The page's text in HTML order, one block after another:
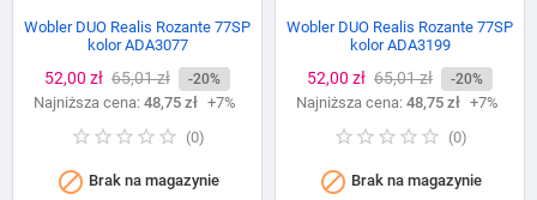
Wobler DUO Realis Rozante 77SP
kolor ADA3077
Cena
52,00 zł Cena
podstawowa
65,01 zł -20%
Najniższa cena: 48,75 zł +7%
(0)
 Brak na magazynie
Wobler DUO Realis Rozante 77SP
kolor ADA3199
Cena
52,00 zł Cena
podstawowa
65,01 zł -20%
Najniższa cena: 48,75 zł +7%
(0)
 Brak na magazynie